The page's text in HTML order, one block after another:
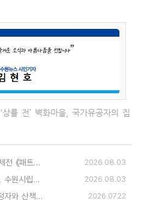
‘상률 전’ 벽화마을 국가유공자의 집
낯선 생명과의 특별한 만남… 국제전 《패트리샤 피치니니: 킨쉽》 2026.08.03
흑과 백이 들려주는 예술의 언어, 수원시립미술관 소장품전《블랑 블랙 파노라마》 2026.08.03
수원시 여름 야외 쉼터, 그늘진 정자와 산책길 탐방 2026.07.22